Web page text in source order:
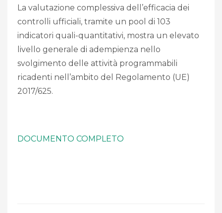
La valutazione complessiva dell’efficacia dei
controlli ufficiali, tramite un pool di 103
indicatori quali-quantitativi, mostra un elevato
livello generale di adempienza nello
svolgimento delle attività programmabili
ricadenti nell’ambito del Regolamento (UE)
2017/625.
DOCUMENTO COMPLETO